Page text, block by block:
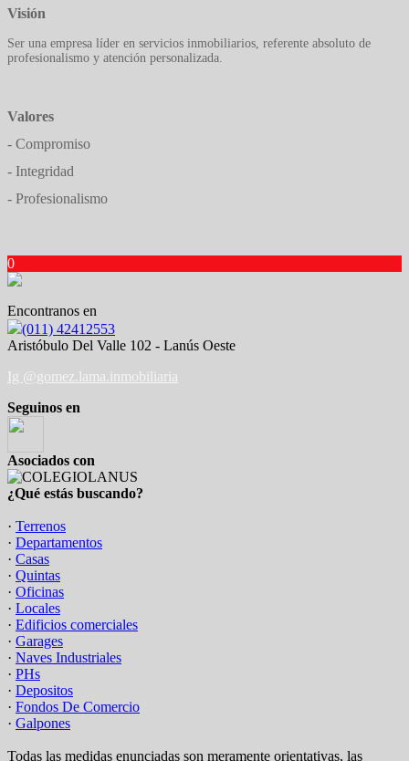
Visión
Ser una empresa líder en servicios inmobiliarios, referente absoluto de
profesionalismo y atención personalizada.
Valores
- Compromiso
- Integridad
- Profesionalismo
0
Encontranos en
(011) 42412553
Aristóbulo Del Valle 102 - Lanús Oeste
Ig @gomez.lama.inmobiliaria
Seguinos en
Asociados con
¿Qué estás buscando?
· Terrenos
· Departamentos
· Casas
· Quintas
· Oficinas
· Locales
· Edificios comerciales
· Garages
· Naves Industriales
· PHs
· Depositos
· Fondos De Comercio
· Galpones
Todas las medidas enunciadas son meramente orientativas, las